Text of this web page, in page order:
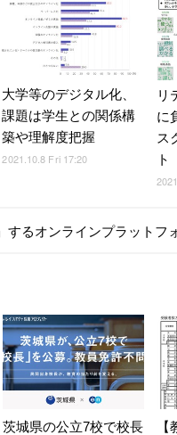
大学等のデジタル化、
課題は学生との関係構
築や理解度把握
2021.10.8 Fri 17:20
リ
に
ス
ト
するオンラインプラットフ
茨城県の公立7校で校長